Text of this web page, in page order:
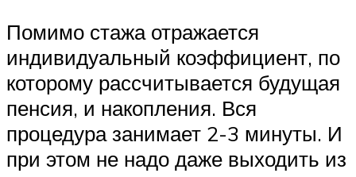
Помимо стажа отражается
индивидуальный коэффициент, по
которому рассчитывается будущая
пенсия, и накопления. Вся
процедура занимает 2-3 минуты. И
при этом не надо даже выходить из